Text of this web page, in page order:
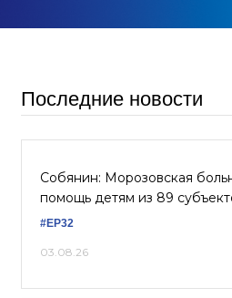
Последние новости
Собянин: Морозовская
помощь детям из 89
#ЕР32
03.08.26